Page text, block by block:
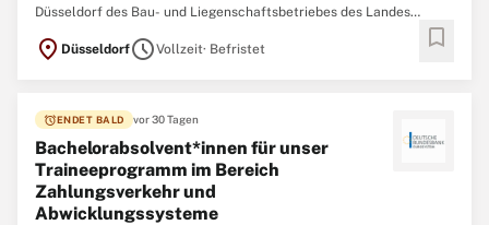
Düsseldorf des Bau- und Liegenschaftsbetriebes des Landes
Zeitpunkt eine/n Architektin / Architekten oder Ingenieurin /
location_on DüsseldorfscheduleVollzeit· Befristet bookmark
alarmENDET BALD vor 30 Tagen
Bachelorabsolvent*innen für unser
Traineeprogramm im Bereich
Zahlungsverkehr und
Abwicklungssysteme